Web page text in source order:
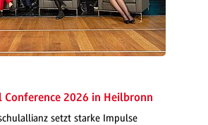
Conference 2026 in Heilbronn
setzt starke Impulse